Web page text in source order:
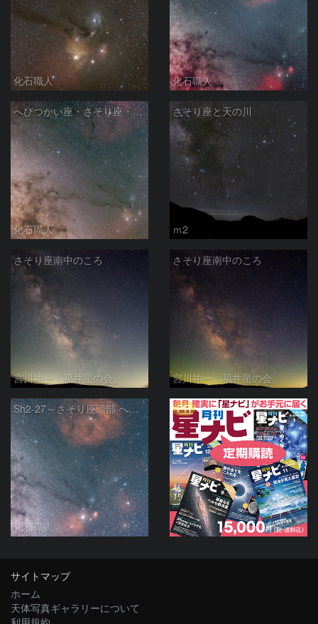
化石職人 化石職人
へびつかい座・さそり座・いて座と天の川
化石職人
さそり座と天の川
ｍ2
さそり座南中のころ
宮川祐一「福井星の会」
さそり座南中のころ
宮川祐一「福井星の会」
Sh2-27～さそり座頭部 へびつかい座 さそり座
化石職人
PR
サイトマップ
ホーム
天体写真ギャラリーについて